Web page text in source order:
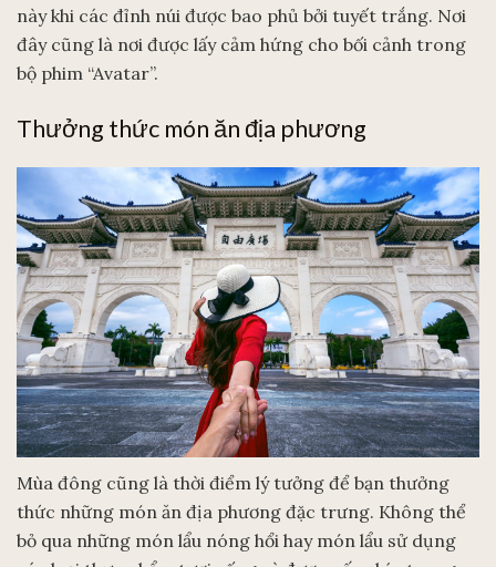
này khi các đỉnh núi được bao phủ bởi tuyết trắng. Nơi
đây cũng là nơi được lấy cảm hứng cho bối cảnh trong
bộ phim “Avatar”.
Thưởng thức món ăn địa phương
Mùa đông cũng là thời điểm lý tưởng để bạn thưởng
thức những món ăn địa phương đặc trưng. Không thể
bỏ qua những món lẩu nóng hổi hay món lẩu sử dụng